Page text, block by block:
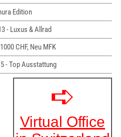
Edition
- Luxus & Allrad
CHF, Neu MFK
- Top Ausstattung